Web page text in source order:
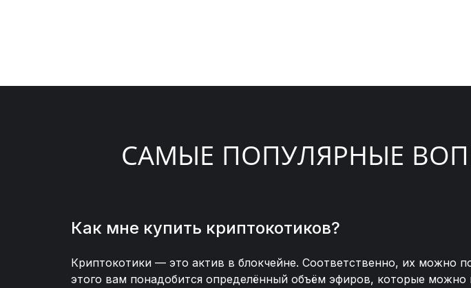
САМЫЕ ПОПУЛЯРНЫЕ
Как мне купить криптокотиков?
Криптокотики — это актив в блокчейне. Соответственно, их можно
этого вам понадобится определённый объём эфиров, которые